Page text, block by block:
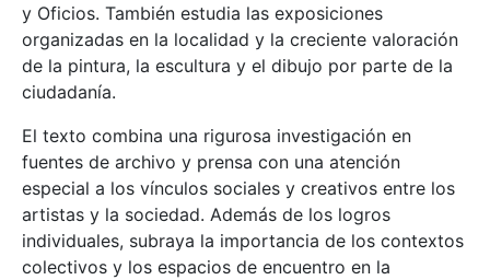
y Oficios. También estudia las exposiciones
organizadas en la localidad y la creciente valoración
de la pintura, la escultura y el dibujo por parte de la
ciudadanía.
El texto combina una rigurosa investigación en
fuentes de archivo y prensa con una atención
especial a los vínculos sociales y creativos entre los
artistas y la sociedad. Además de los logros
individuales, subraya la importancia de los contextos
colectivos y los espacios de encuentro en la